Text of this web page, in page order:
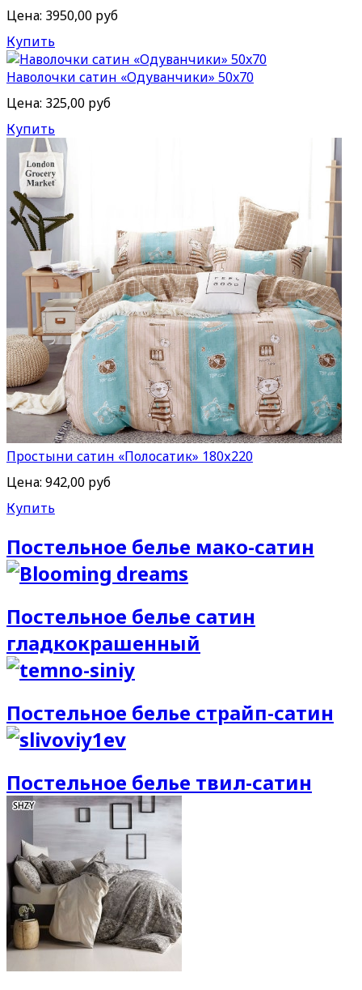
Цена: 3950,00 руб
Купить
Наволочки сатин «Одуванчики» 50x70
Цена: 325,00 руб
Купить
Простыни сатин «Полосатик» 180х220
Цена: 942,00 руб
Купить
Постельное белье мако-сатин
Постельное белье сатин
гладкокрашенный
Постельное белье страйп-сатин
Постельное белье твил-сатин